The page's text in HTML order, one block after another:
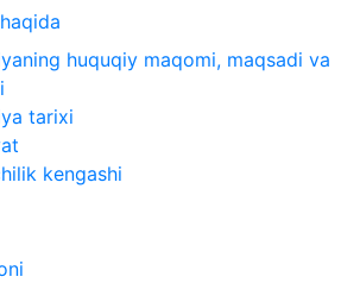
huquqiy maqomi, maqsadi va
tarixi
kengashi